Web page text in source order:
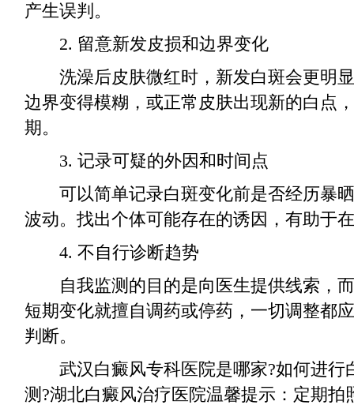
产生误判。
2. 留意新发皮损和边界变化
洗澡后皮肤微红时，新发白斑会更明显
边界变得模糊，或正常皮肤出现新的白点
期。
3. 记录可疑的外因和时间点
可以简单记录白斑变化前是否经历暴晒
波动。找出个体可能存在的诱因，有助于
4. 不自行诊断趋势
自我监测的目的是向医生提供线索，而
短期变化就擅自调药或停药，一切调整都
判断。
武汉白癜风专科医院是哪家?如何进行
测?湖北白癜风治疗医院温馨提示：定期拍